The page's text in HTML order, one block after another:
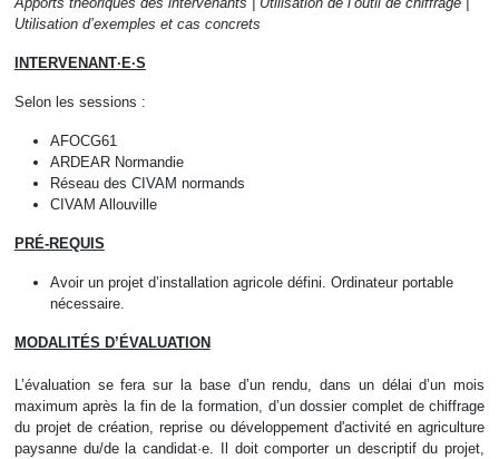
Utilisation d’exemples et cas concrets
INTERVENANT·E·S
Selon les sessions :
AFOCG61
ARDEAR Normandie
Réseau des CIVAM normands
CIVAM Allouville
PRÉ-REQUIS
Avoir un projet d’installation agricole défini. Ordinateur portable
nécessaire.
MODALITÉS D’ÉVALUATION
L’évaluation se fera sur la base d’un rendu, dans un délai d’un mois
maximum après la fin de la formation, d’un dossier complet de chiffrage
du projet de création, reprise ou développement d'activité en agriculture
paysanne du/de la candidat·e. Il doit comporter un descriptif du projet,